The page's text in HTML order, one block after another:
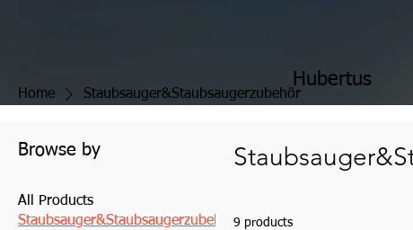
Hubertus
Home Staubsauger&Staubsaugerzubehör
Browse by
All Products
Staubsauger&Staubsaugerzubehör9 products